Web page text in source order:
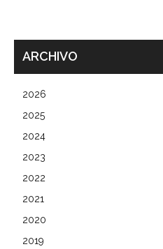
ARCHIVO
2026
2025
2024
2023
2022
2021
2020
2019